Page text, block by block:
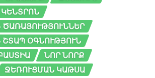
ԿԵՆՏՐՈՆ
ԾԱՌԱՅՈՒԹՅՈՒՆՆԵՐ
ՕԳՆՈՒԹՅՈՒՆ
ՆՈՐ ՆՈՐՔ
ՋԵՌՈՒՑՄԱՆ ԿԱԹՍԱ